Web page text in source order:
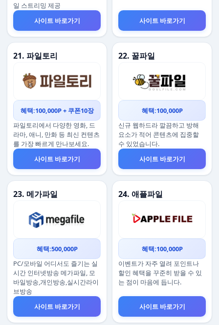
일 스트리밍 제공
사이트 바로가기
사이트 바로가기
21. 파일토리
혜택:100,000P + 쿠폰10장
파일토리에서 다양한 영화, 드
라마, 애니, 만화 등 최신 컨텐츠
를 가장 빠르게 만나보세요.
사이트 바로가기
22. 꿀파일
혜택:100,000P
신규 웹하드라 깔끔하고 방해
요소가 적어 콘텐츠에 집중할
수 있었습니다.
사이트 바로가기
23. 메가파일
혜택:500,000P
PC/모바일 어디서도 즐기는 실
시간 인터넷방송 메가파일, 모
바일방송,개인방송,실시간라이
브방송
사이트 바로가기
24. 애플파일
혜택:100,000P
이벤트가 자주 열려 포인트나
할인 혜택을 꾸준히 받을 수 있
는 점이 마음에 듭니다.
사이트 바로가기